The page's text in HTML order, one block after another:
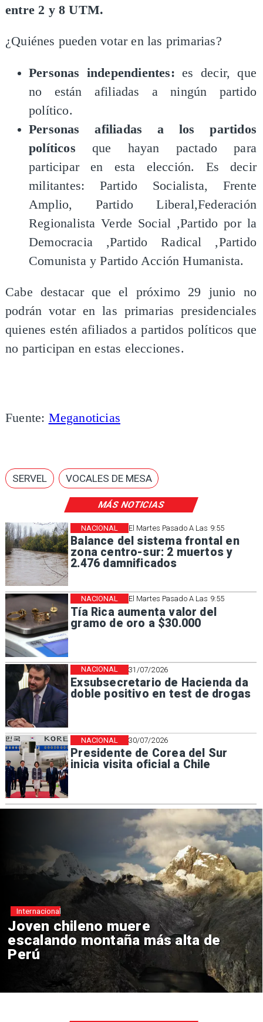
MÁS NOTICIAS
El Martes Pasado A Las 9:55
Balance del sistema frontal en
zona centro-sur: 2 muertos y
2.476 damnificados
NACIONAL
El Martes Pasado A Las 9:55
Tía Rica aumenta valor del
gramo de oro a $30.000
NACIONAL
31/07/2026
Exsubsecretario de Hacienda da
doble positivo en test de drogas
NACIONAL
30/07/2026
Presidente de Corea del Sur
inicia visita oficial a Chile
NACIONAL
entre 2 y 8 UTM.
¿Quiénes pueden votar en las primarias?
Personas independientes: es decir, que
no están afiliadas a ningún partido
político.
Personas afiliadas a los partidos
políticos que hayan pactado para
participar en esta elección. Es decir
militantes: Partido Socialista, Frente
Amplio, Partido Liberal,Federación
Regionalista Verde Social ,Partido por la
Democracia ,Partido Radical ,Partido
Comunista y Partido Acción Humanista.
Cabe destacar que el próximo 29 junio no
podrán votar en las primarias presidenciales
quienes estén afiliados a partidos políticos que
no participan en estas elecciones.
Fuente: Meganoticias
SERVEL VOCALES DE MESA
Ministro Quiroz detalla
megarreforma tras cadena
nacional de Kast
nacional